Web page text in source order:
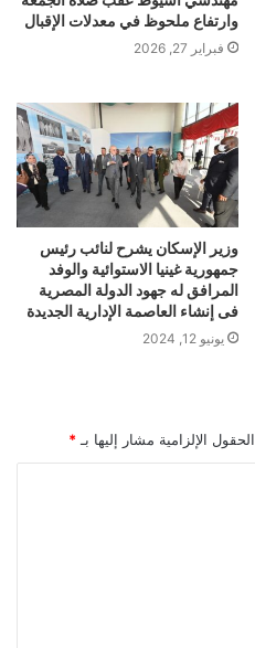
وارتفاع ملحوظ في معدلات الإقبال
فبراير 27, 2026
وزير الإسكان يشرح لنائب رئيس
جمهورية غينيا الاستوائية والوفد
المرافق له جهود الدولة المصرية
فى إنشاء العاصمة الإدارية الجديدة
يونيو 12, 2024
الحقول الإلزامية مشار إليها بـ *